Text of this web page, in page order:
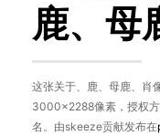
鹿、母
这张关于、鹿、母鹿、肖
3000×2288像素，授权
名。由skeeze贡献发布在